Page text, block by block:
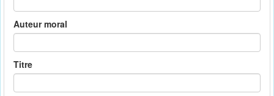
Auteur moral
Titre